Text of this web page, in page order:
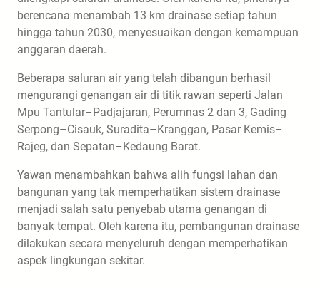
berencana menambah 13 km drainase setiap tahun
hingga tahun 2030, menyesuaikan dengan kemampuan
anggaran daerah.
Beberapa saluran air yang telah dibangun berhasil
mengurangi genangan air di titik rawan seperti Jalan
Mpu Tantular–Padjajaran, Perumnas 2 dan 3, Gading
Serpong–Cisauk, Suradita–Kranggan, Pasar Kemis–
Rajeg, dan Sepatan–Kedaung Barat.
Yawan menambahkan bahwa alih fungsi lahan dan
bangunan yang tak memperhatikan sistem drainase
menjadi salah satu penyebab utama genangan di
banyak tempat. Oleh karena itu, pembangunan drainase
dilakukan secara menyeluruh dengan memperhatikan
aspek lingkungan sekitar.